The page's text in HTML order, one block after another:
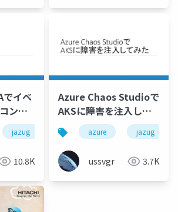
でイベ
ンテ
jazug
10.8K
Azure Chaos Studioで
AKSに障害を注入して
みた
azure jazug
ussvgr 3.7K